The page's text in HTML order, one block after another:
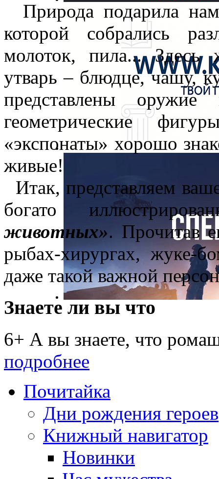
Природа подарила
которой собрались
молоток, пила...
утварь – блюдце, чашу,
представлены
геометрические
«экспонаты» хорошо
живые!
Итак, представляем
богато
животных». Прочитав
рыбах-хирургах, жуке-
даже такой важной
Знаете ли вы что
6+ А вы знаете, что
подробнее
Почитайка
Дни рождения героев
Книжный навигатор
Новинки